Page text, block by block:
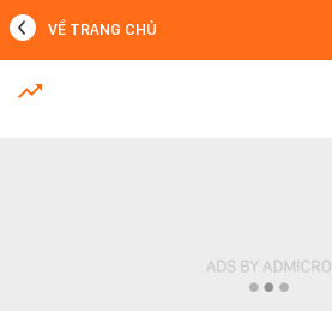
MỚI NHẤT
VỀ TRANG CHỦ